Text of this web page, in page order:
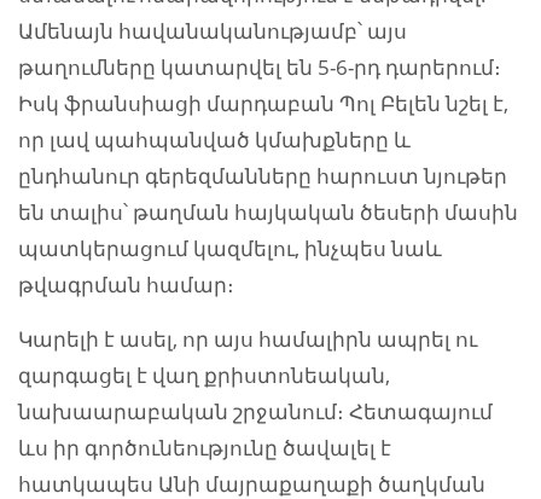
Ամենայն հավանականությամբ՝ այս
թաղումները կատարվել են 5-6-րդ դարերում։
Իսկ ֆրանսիացի մարդաբան Պոլ Բելեն նշել է,
որ լավ պահպանված կմախքները և
ընդհանուր գերեզմանները հարուստ նյութեր
են տալիս՝ թաղման հայկական ծեսերի մասին
պատկերացում կազմելու, ինչպես նաև
թվագրման համար։
Կարելի է ասել, որ այս համալիրն ապրել ու
զարգացել է վաղ քրիստոնեական,
նախաարաբական շրջանում։ Հետագայում
ևս իր գործունեությունը ծավալել է
հատկապես Անի մայրաքաղաքի ծաղկման